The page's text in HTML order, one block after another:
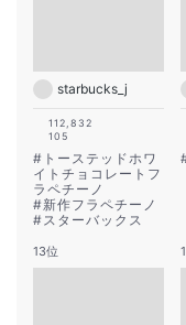
starbucks_j
112,832
105
# トーステッドホワ
イトチョコレートフ
ラペチーノ
#新作フラペチーノ
#スターバックス
13位